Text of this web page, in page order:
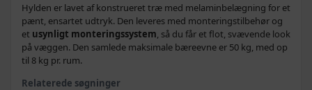
Hylden er lavet af konstrueret træ med melaminbelægning for et
pænt, ensartet udtryk. Den leveres med monteringstilbehør og
et usynligt monteringssystem, så du får et flot, svævende look
på væggen. Den samlede maksimale bæreevne er 50 kg, med op
til 8 kg pr. rum.
Relaterede søgninger